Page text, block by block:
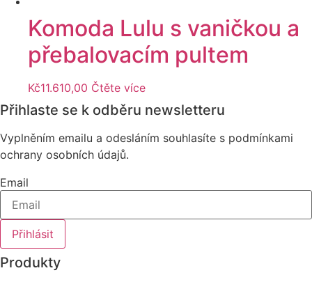
Komoda Lulu s vaničkou a
přebalovacím pultem
Kč11.610,00 Čtěte více
Přihlaste se k odběru newsletteru
Vyplněním emailu a odesláním souhlasíte s podmínkami
ochrany osobních údajů.
Email
Přihlásit
Produkty